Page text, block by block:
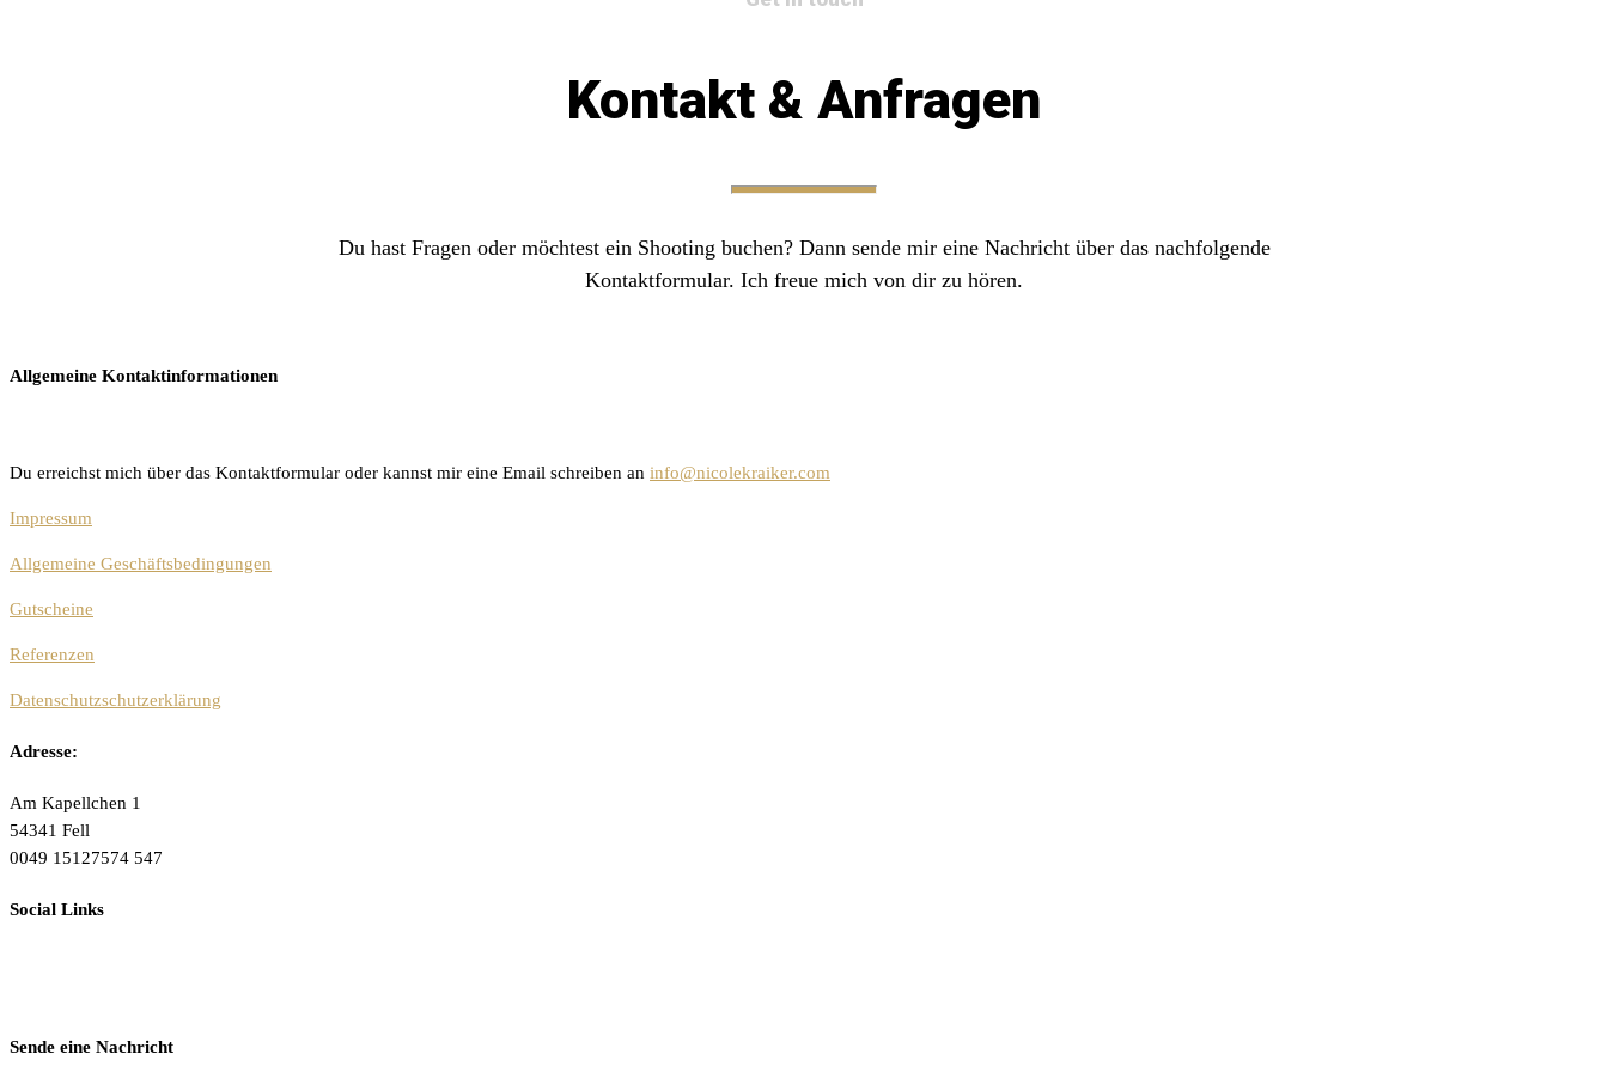
Kontakt & Anfragen
Du hast Fragen oder möchtest ein Shooting buchen? Dann sende mir eine Nachricht über das nachfolgende
Kontaktformular. Ich freue mich von dir zu hören.
Allgemeine Kontaktinformationen
Du erreichst mich über das Kontaktformular oder kannst mir eine Email schreiben an info@nicolekraiker.com
Impressum
Allgemeine Geschäftsbedingungen
Gutscheine
Referenzen
Datenschutzschutzerklärung
Adresse:
Am Kapellchen 1
54341 Fell
0049 15127574 547
Social Links
Sende eine Nachricht